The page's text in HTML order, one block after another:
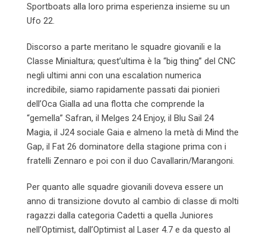
Sportboats alla loro prima esperienza insieme su un
Ufo 22.
Discorso a parte meritano le squadre giovanili e la
Classe Minialtura; quest’ultima è la “big thing” del CNC
negli ultimi anni con una escalation numerica
incredibile, siamo rapidamente passati dai pionieri
dell’Oca Gialla ad una flotta che comprende la
“gemella” Safran, il Melges 24 Enjoy, il Blu Sail 24
Magia, il J24 sociale Gaia e almeno la metà di Mind the
Gap, il Fat 26 dominatore della stagione prima con i
fratelli Zennaro e poi con il duo Cavallarin/Marangoni.
Per quanto alle squadre giovanili doveva essere un
anno di transizione dovuto al cambio di classe di molti
ragazzi dalla categoria Cadetti a quella Juniores
nell’Optimist, dall’Optimist al Laser 4.7 e da questo al